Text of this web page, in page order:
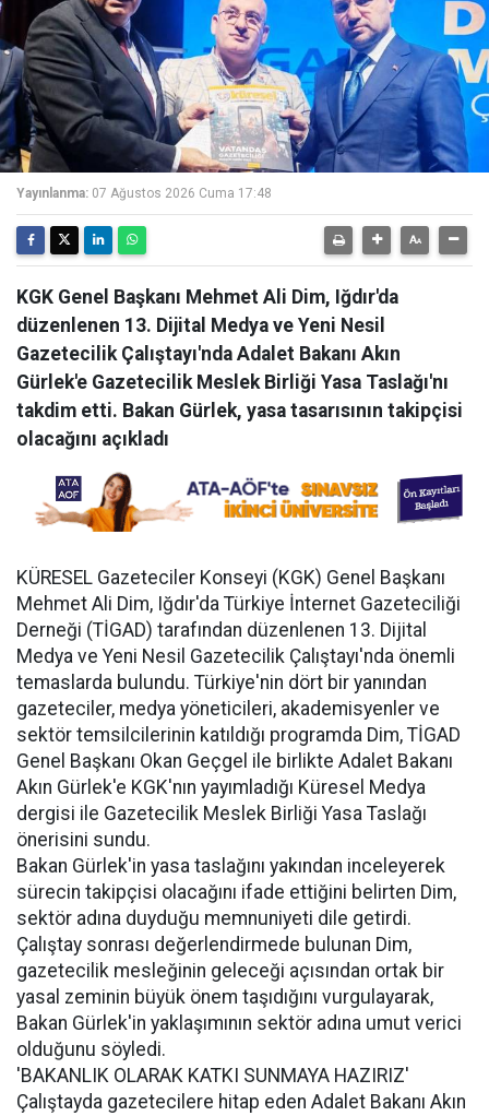
Yayınlanma: 07 Ağustos 2026 Cuma 17:48
KGK Genel Başkanı Mehmet Ali Dim, Iğdır'da
düzenlenen 13. Dijital Medya ve Yeni Nesil
Gazetecilik Çalıştayı'nda Adalet Bakanı Akın
Gürlek'e Gazetecilik Meslek Birliği Yasa Taslağı'nı
takdim etti. Bakan Gürlek, yasa tasarısının takipçisi
olacağını açıkladı
KÜRESEL Gazeteciler Konseyi (KGK) Genel Başkanı
Mehmet Ali Dim, Iğdır'da Türkiye İnternet Gazeteciliği
Derneği (TİGAD) tarafından düzenlenen 13. Dijital
Medya ve Yeni Nesil Gazetecilik Çalıştayı'nda önemli
temaslarda bulundu. Türkiye'nin dört bir yanından
gazeteciler, medya yöneticileri, akademisyenler ve
sektör temsilcilerinin katıldığı programda Dim, TİGAD
Genel Başkanı Okan Geçgel ile birlikte Adalet Bakanı
Akın Gürlek'e KGK'nın yayımladığı Küresel Medya
dergisi ile Gazetecilik Meslek Birliği Yasa Taslağı
önerisini sundu.
Bakan Gürlek'in yasa taslağını yakından inceleyerek
sürecin takipçisi olacağını ifade ettiğini belirten Dim,
sektör adına duyduğu memnuniyeti dile getirdi.
Çalıştay sonrası değerlendirmede bulunan Dim,
gazetecilik mesleğinin geleceği açısından ortak bir
yasal zeminin büyük önem taşıdığını vurgulayarak,
Bakan Gürlek'in yaklaşımının sektör adına umut verici
olduğunu söyledi.
'BAKANLIK OLARAK KATKI SUNMAYA HAZIRIZ'
Çalıştayda gazetecilere hitap eden Adalet Bakanı Akın